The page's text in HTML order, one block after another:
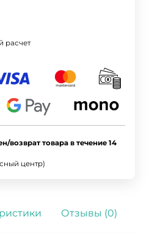
расчет
возврат товара в течение 14
центр)
Отзывы (0)